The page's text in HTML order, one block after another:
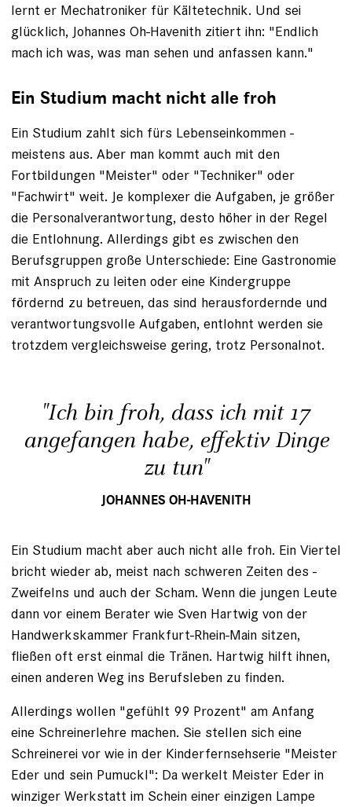
lernt er Mechatroniker für Kältetechnik. Und sei
glücklich, Johannes Oh-Havenith zitiert ihn: "Endlich
mach ich was, was man sehen und anfassen kann."
Ein Studium macht nicht alle froh
Ein Studium zahlt sich fürs Lebenseinkommen ­
meistens aus. Aber man kommt auch mit den
Fortbildungen ­"Meis­ter" oder "Techniker" oder
"Fachwirt" weit. Je komplexer die Aufgaben, je größer
die Personalverantwortung, desto höher in der Regel
die Entlohnung. Allerdings gibt es zwischen den
Berufsgruppen große Unterschiede: Eine Gastronomie
mit Anspruch zu leiten oder eine Kindergruppe
fördernd zu betreuen, das sind herausfordernde und
verantwortungsvolle Aufgaben, entlohnt werden sie
trotzdem vergleichsweise gering, trotz Personalnot.
"Ich bin froh, dass ich mit 17
angefangen habe, effektiv Dinge
zu tun"
JOHANNES OH-HAVENITH
Ein Studium macht aber auch nicht alle froh. Ein Viertel
bricht wieder ab, meist nach schweren Zeiten des ­
Zweifelns und auch der Scham. Wenn die jungen Leute
dann vor einem Berater wie Sven Hartwig von der
Handwerkskammer Frankfurt-Rhein-Main sitzen,
fließen oft erst einmal die Tränen. Hartwig hilft ihnen,
einen anderen Weg ins Berufsleben zu finden.
Allerdings wollen "gefühlt 99 Prozent" am Anfang
eine Schreinerlehre machen. Sie stellen sich eine
Schreinerei vor wie in der Kinderfernsehserie "Meister
Eder und sein Pumuckl": Da werkelt Meister Eder in
winziger Werkstatt im Schein einer einzigen Lampe